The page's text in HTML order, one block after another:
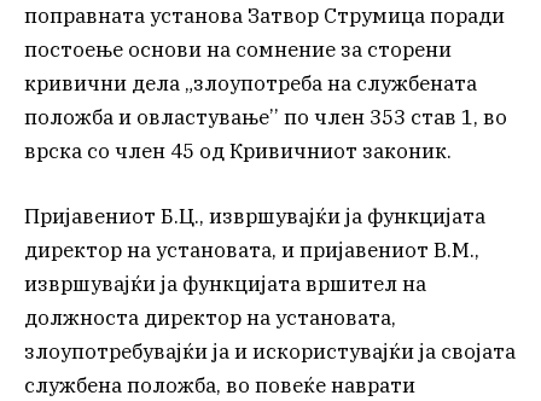
поправната установа Затвор Струмица поради
постоење основи на сомнение за сторени
кривични дела „злоупотреба на службената
положба и овластување’’ по член 353 став 1, во
врска со член 45 од Кривичниот законик.
Пријавениот Б.Ц., извршувајќи ја функцијата
директор на установата, и пријавениот В.М.,
извршувајќи ја функцијата вршител на
должноста директор на установата,
злоупотребувајќи ја и искористувајќи ја својата
службена положба, во повеќе наврати